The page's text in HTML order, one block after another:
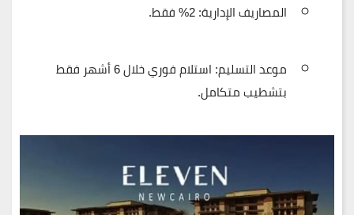
المصاريف الإدارية:2% فقط.
موعد التسليم: استلام فوري خلال6 أشهر فقط
بتشطيب متكامل.